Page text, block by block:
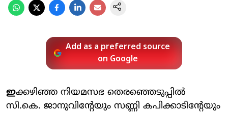
Add as a preferred source
on Google
ഇക്കഴിഞ്ഞ നിയമസഭ തെരഞ്ഞെടുപ്പിൽ
സി.കെ. ജാനുവിന്റേയും സണ്ണി കപിക്കാടിന്റേയും